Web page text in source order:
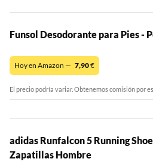
Funsol Desodorante para Pies -
Hoy en Amazon — 7,90€
El precio podría variar. Obtenemos comisión por
adidas Runfalcon 5 Running
Zapatillas Hombre